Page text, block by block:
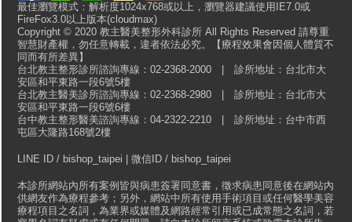
最佳瀏覽模式：解析度1024x768或以上，瀏覽器建議使用IE7.0或
FireFox3.0以上版本(cloudmax)
Copyright © 2020 教主醫美整形外科診所 All Rights Reserved 請尊重
智慧財產權，勿任意轉載，違者依法必究。【療程效果會因個人體質不
同而有所差異】
台北教主整形診所諮詢專線：02-2368-2000 | 診所地址：台北市大
安區和平東路一段6號5樓
台北教主醫美診所諮詢專線：02-2368-2980 | 診所地址：台北市大
安區和平東路一段6號6樓
台中教主整形醫美諮詢專線：04-2322-2210 | 診所地址：台中市西
屯區大隆路168號2樓
LINE ID / bishop_taipei | 微信ID / bishop_taipei
本診所網站內所有案例皆與病患簽署同意書，徵求病患同意後在網站內
供網友作為療程參考；另外，網站中所有使用手術項目或任何醫學美容
療程項目之名詞，為業界或媒體及網路經常引用或已成常態之名詞，若